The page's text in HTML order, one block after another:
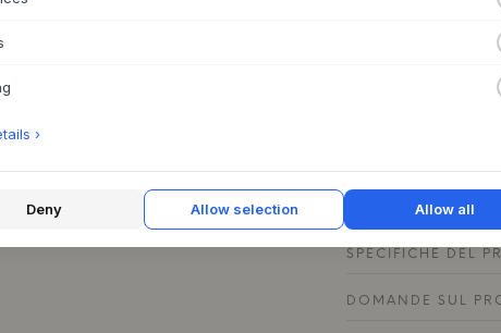
nello spazio, o
utilizzato come
preferiti in
della camera da
morbidi e altri
un'atmosfera
laccatura rossa sia
SPECIFICHE DEL
DOMANDE SUL
›
Deny Allow selection Allow all